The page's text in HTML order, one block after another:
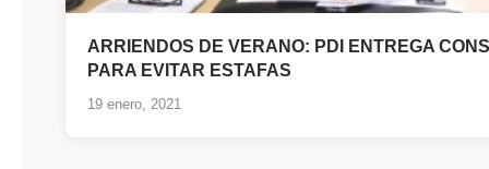
ARRIENDOS DE VERANO: PDI ENTREGA
PARA EVITAR ESTAFAS
19 enero, 2021